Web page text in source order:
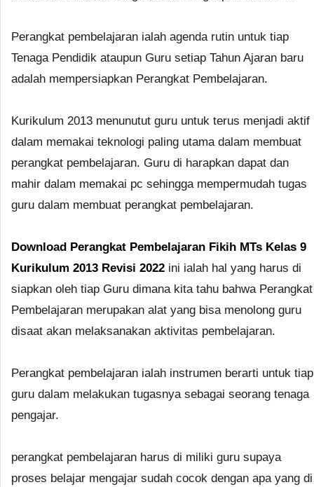
Perangkat pembelajaran ialah agenda rutin untuk tiap
Tenaga Pendidik ataupun Guru setiap Tahun Ajaran baru
adalah mempersiapkan Perangkat Pembelajaran.
Kurikulum 2013 menunutut guru untuk terus menjadi aktif
dalam memakai teknologi paling utama dalam membuat
perangkat pembelajaran. Guru di harapkan dapat dan
mahir dalam memakai pc sehingga mempermudah tugas
guru dalam membuat perangkat pembelajaran.
Download Perangkat Pembelajaran Fikih MTs Kelas 9
Kurikulum 2013 Revisi 2022 ini ialah hal yang harus di
siapkan oleh tiap Guru dimana kita tahu bahwa Perangkat
Pembelajaran merupakan alat yang bisa menolong guru
disaat akan melaksanakan aktivitas pembelajaran.
Perangkat pembelajaran ialah instrumen berarti untuk tiap
guru dalam melakukan tugasnya sebagai seorang tenaga
pengajar.
perangkat pembelajaran harus di miliki guru supaya
proses belajar mengajar sudah cocok dengan apa yang di